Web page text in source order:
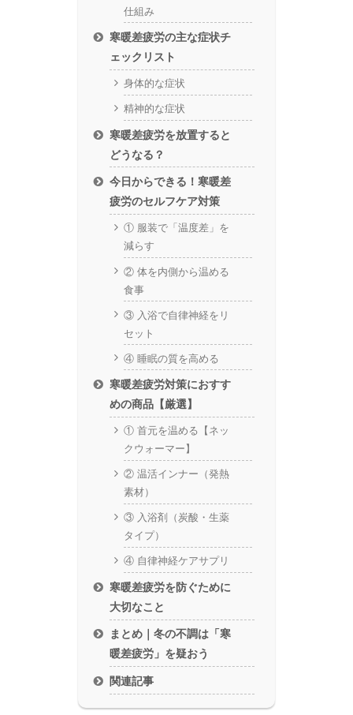
仕組み
寒暖差疲労の主な症状チ
ェックリスト
身体的な症状
精神的な症状
寒暖差疲労を放置すると
どうなる？
今日からできる！寒暖差
疲労のセルフケア対策
① 服装で「温度差」を
減らす
② 体を内側から温める
食事
③ 入浴で自律神経をリ
セット
④ 睡眠の質を高める
寒暖差疲労対策におすす
めの商品【厳選】
① 首元を温める【ネッ
クウォーマー】
② 温活インナー（発熱
素材）
③ 入浴剤（炭酸・生薬
タイプ）
④ 自律神経ケアサプリ
寒暖差疲労を防ぐために
大切なこと
まとめ｜冬の不調は「寒
暖差疲労」を疑おう
関連記事